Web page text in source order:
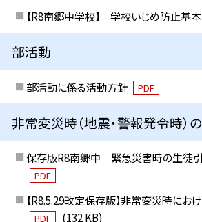
【R8南郷中学校】 学校いじめ防止基
部活動
部活動に係る活動方針 PDF
非常変災時（地震・警報発令時）
保存版R8南郷中 緊急災害時の生徒引
PDF
【R8.5.29改定保存版】非常変災時にお
PDF (132 KB)